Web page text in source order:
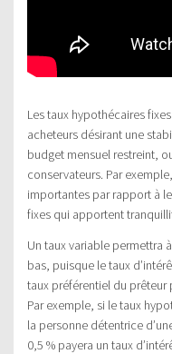
Les taux hypothécaires
acheteurs désirant une
budget mensuel restreint,
conservateurs. Par
importantes par rapport à
fixes qui apportent
Un taux variable permettra
bas, puisque le taux
taux préférentiel du
Par exemple, si le taux
la personne détentrice
0,5 % payera un taux